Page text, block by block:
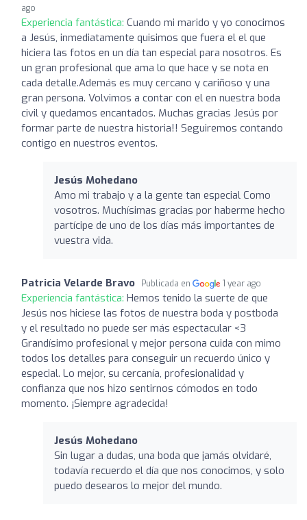
ago
Experiencia fantástica: Cuando mi marido y yo conocimos
a Jesús, inmediatamente quisimos que fuera el el que
hiciera las fotos en un día tan especial para nosotros. Es
un gran profesional que ama lo que hace y se nota en
cada detalle.Además es muy cercano y cariñoso y una
gran persona. Volvimos a contar con el en nuestra boda
civil y quedamos encantados. Muchas gracias Jesús por
formar parte de nuestra historia!! Seguiremos contando
contigo en nuestros eventos.
Jesús Mohedano
Amo mi trabajo y a la gente tan especial Como
vosotros. Muchísimas gracias por haberme hecho
partícipe de uno de los días más importantes de
vuestra vida.
Patricia Velarde Bravo Publicada en 1 year ago
Experiencia fantástica: Hemos tenido la suerte de que
Jesús nos hiciese las fotos de nuestra boda y postboda
y el resultado no puede ser más espectacular <3
Grandísimo profesional y mejor persona cuida con mimo
todos los detalles para conseguir un recuerdo único y
especial. Lo mejor, su cercanía, profesionalidad y
confianza que nos hizo sentirnos cómodos en todo
momento. ¡Siempre agradecida!
Jesús Mohedano
Sin lugar a dudas, una boda que jamás olvidaré,
todavía recuerdo el día que nos conocimos, y solo
puedo desearos lo mejor del mundo.